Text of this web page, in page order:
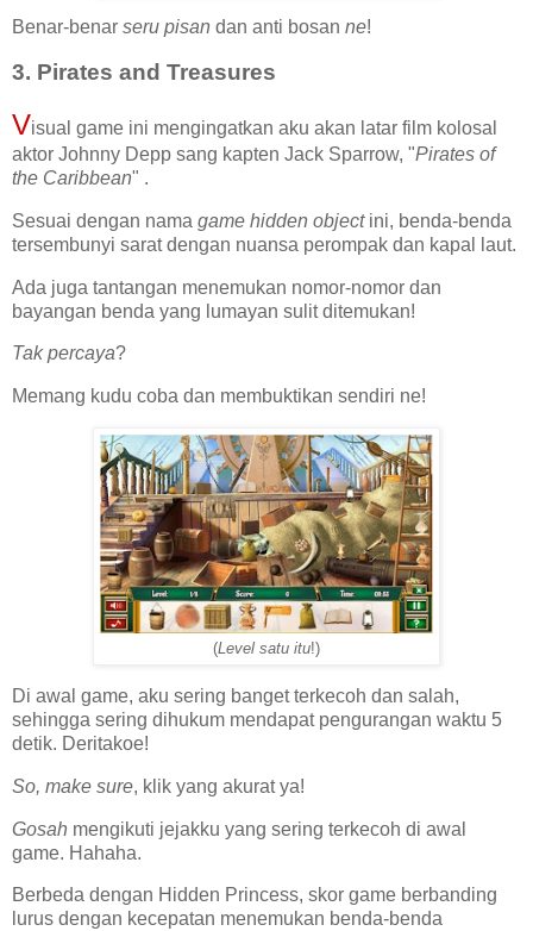
Benar-benar seru pisan dan anti bosan ne!
3. Pirates and Treasures
Visual game ini mengingatkan aku akan latar film kolosal
aktor Johnny Depp sang kapten Jack Sparrow, "Pirates of
the Caribbean" .
Sesuai dengan nama game hidden objectini, benda-benda
tersembunyi sarat dengan nuansa perompak dan kapal laut.
Ada juga tantangan menemukan nomor-nomor dan
bayangan benda yang lumayan sulit ditemukan!
Tak percaya?
Memang kudu coba dan membuktikan sendiri ne!
(Level satu itu!)
Di awal game, aku sering banget terkecoh dan salah,
sehingga sering dihukum mendapat pengurangan waktu 5
detik. Deritakoe!
So, make sure, klik yang akurat ya!
Gosah mengikuti jejakku yang sering terkecoh di awal
game. Hahaha.
Berbeda dengan Hidden Princess, skor game berbanding
lurus dengan kecepatan menemukan benda-benda